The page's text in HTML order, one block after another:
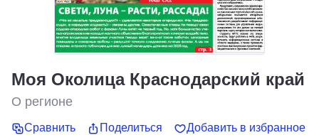
Моя Околица Краснодарский край
О регионе
Сравнить Поделиться Добавить в избранное